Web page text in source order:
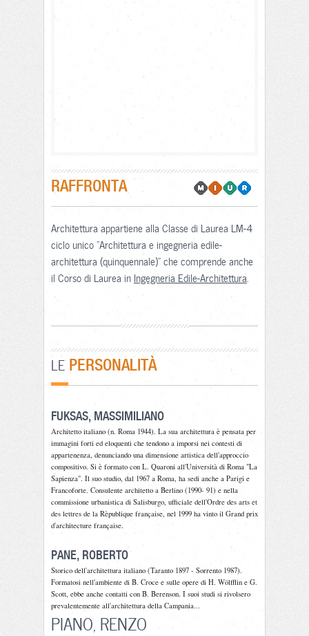
RAFFRONTA
Architettura appartiene alla Classe di Laurea LM-4
ciclo unico "Architettura e ingegneria edile-
architettura (quinquennale)" che comprende anche
il Corso di Laurea in Ingegneria Edile-Architettura.
LE PERSONALITÀ
FUKSAS, MASSIMILIANO
Architetto italiano (n. Roma 1944). La sua architettura è pensata per
immagini forti ed eloquenti che tendono a imporsi nei contesti di
appartenenza, denunciando una dimensione artistica dell'approccio
compositivo. Si è formato con L. Quaroni all'Università di Roma "La
Sapienza". Il suo studio, dal 1967 a Roma, ha sedi anche a Parigi e
Francoforte. Consulente architetto a Berlino (1990- 91) e nella
commissione urbanistica di Salisburgo, ufficiale dell'Ordre des arts et
des lettres de la Rèpublique française, nel 1999 ha vinto il Grand prix
d'architecture française.
PANE, ROBERTO
Storico dell'architettura italiano (Taranto 1897 - Sorrento 1987).
Formatosi nell'ambiente di B. Croce e sulle opere di H. Wölfflin e G.
Scott, ebbe anche contatti con B. Berenson. I suoi studi si rivolsero
prevalentemente all'architettura della Campania...
PIANO, RENZO